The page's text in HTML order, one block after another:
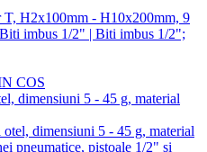
COS
dimensiuni 5 - 45 g, material